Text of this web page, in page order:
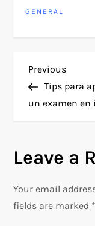
GENERAL
P
o
t
n
a
Previous
Post
Previous
Tips para
un examen en
Leave a
Your email
fields are marked *